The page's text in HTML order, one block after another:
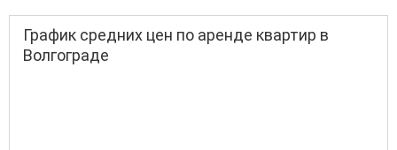
График средних цен по аренде квартир в
Волгограде